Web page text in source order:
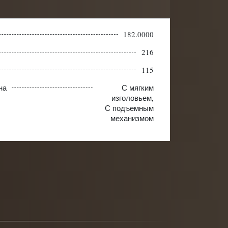
182.0000
216
115
С мягким
изголовьем,
С подъемным
механизмом